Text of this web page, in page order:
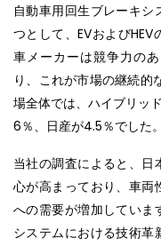
自動車用回生ブレーキ
つとして、EVおよび
車メーカーは競争力の
り、これが市場の継続
場全体では、ハイブリッ
6％、日産が4.5％でした。
当社の調査によると、
心が高まっており、車両
への需要が増加していま
システムにおける技術革